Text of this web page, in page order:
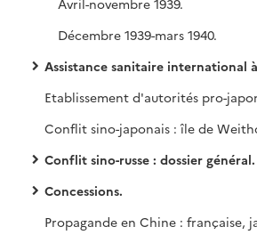
Avril-novembre 1939.
Décembre 1939-mars 1940.
Assistance sanitaire international à la
Conflit sino-russe : dossier général.
Concessions.